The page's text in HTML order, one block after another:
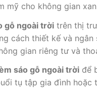
mỹ cho không gian
gỗ ngoài trờitrên thị
cách thiết kế và
gian riêng tư và
sáo gỗ ngoài trờiđể
tụ tập gia đình hoặc